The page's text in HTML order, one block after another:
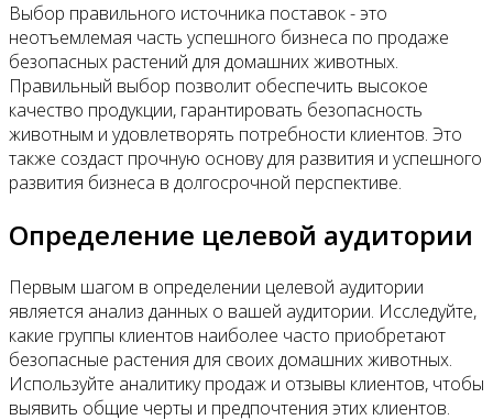
Выбор правильного источника поставок - это
неотъемлемая часть успешного бизнеса по продаже
безопасных растений для домашних животных.
Правильный выбор позволит обеспечить высокое
качество продукции, гарантировать безопасность
животным и удовлетворять потребности клиентов. Это
также создаст прочную основу для развития и успешного
развития бизнеса в долгосрочной перспективе.
Определение целевой аудитории
Первым шагом в определении целевой аудитории
является анализ данных о вашей аудитории. Исследуйте,
какие группы клиентов наиболее часто приобретают
безопасные растения для своих домашних животных.
Используйте аналитику продаж и отзывы клиентов, чтобы
выявить общие черты и предпочтения этих клиентов.